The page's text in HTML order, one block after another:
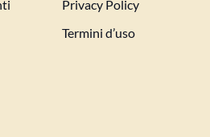
Privacy Policy
Termini d’uso